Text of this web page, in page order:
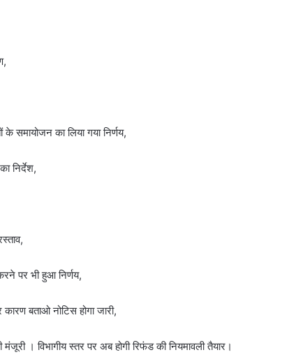
समायोजन का लिया गया निर्णय,
निर्देश,
पर भी हुआ निर्णय,
बताओ नोटिस होगा जारी,
। विभागीय स्तर पर अब होगी रिफंड की नियमावली तैयार।